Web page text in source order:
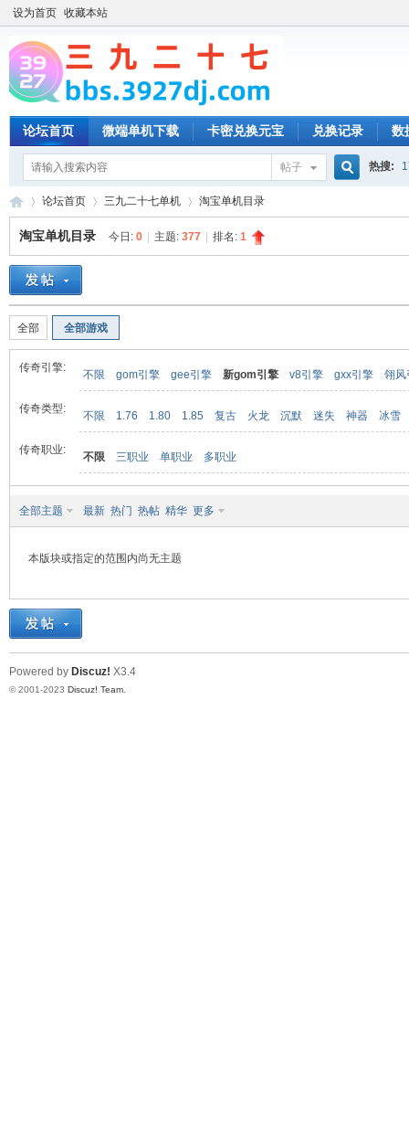
设为首页 收藏本站
论坛首页 微端单机下载 卡密兑换元宝 兑换记录 数
帖子 热搜:
»
论坛首页 三九二十七单机 淘宝单机目录
淘宝单机目录 今日: 0 主题: 377 排名: 1
全部 全部游戏
传奇引擎:
不限 gom引擎 gee引擎 新gom引擎 v8引擎 gxx引擎 翎风
传奇类型:
不限 1.76 1.80 1.85 复古 火龙 沉默 迷失 神器 冰雪
传奇职业:
不限 三职业 单职业 多职业
全部主题 最新 热门 热帖 精华 更多
本版块或指定的范围内尚无主题
Powered by Discuz! X3.4
© 2001-2023 Discuz! Team.